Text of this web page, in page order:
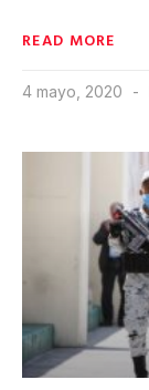
READ MORE
4 mayo, 2020